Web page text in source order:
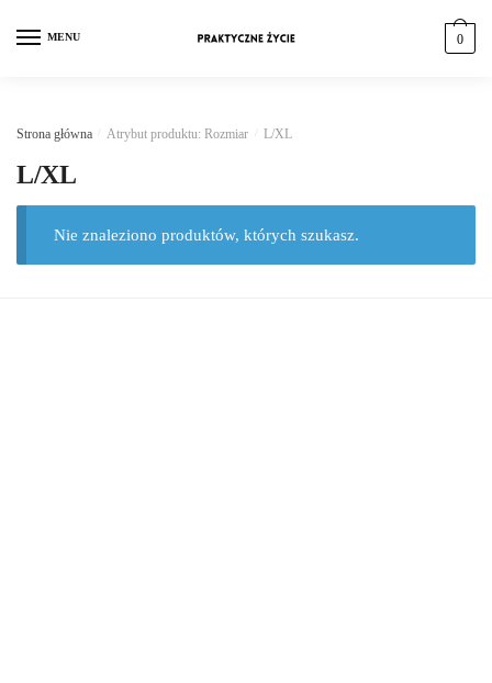
MENU 0
Strona główna Atrybut produktu: Rozmiar L/XL
L/XL
Nie znaleziono produktów, których szukasz.